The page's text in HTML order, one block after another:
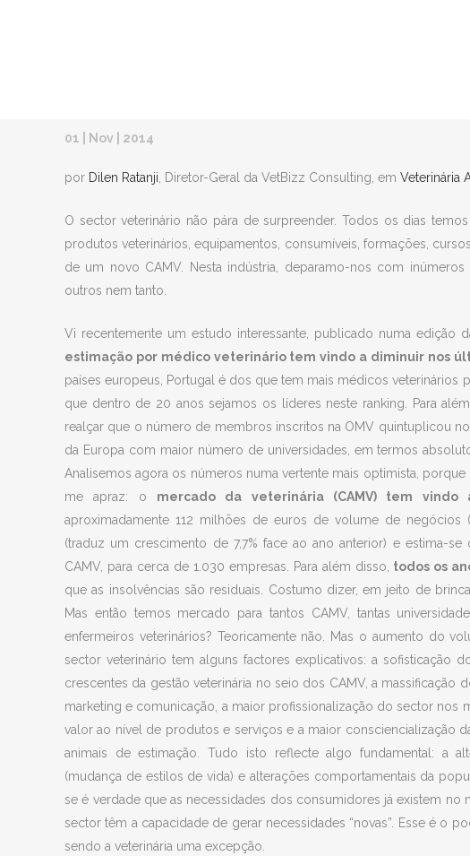
01 | Nov | 2014
por Dilen Ratanji , Diretor-Geral da VetBizz Consulting, em Veterinária
O sector veterinário não pára de surpreender. Todos os dias
produtos veterinários, equipamentos, consumíveis, formações,
de um novo CAMV. Nesta indústria, deparamo-nos com
outros nem tanto.
Vi recentemente um estudo interessante, publicado numa edição
estimação por médico veterinário tem vindo a diminuir nos
países europeus, Portugal é dos que tem mais médicos veterinários
que dentro de 20 anos sejamos os líderes neste ranking. Para
realçar que o número de membros inscritos na OMV quintuplicou
da Europa com maior número de universidades, em termos
Analisemos agora os números numa vertente mais optimista,
me apraz: o mercado da veterinária (CAMV) tem vindo
aproximadamente 112 milhões de euros de volume de negócios
(traduz um crescimento de 7,7% face ao ano anterior) e estima-se
CAMV, para cerca de 1.030 empresas. Para além disso, todos os
que as insolvências são residuais. Costumo dizer, em jeito de
Mas então temos mercado para tantos CAMV, tantas
enfermeiros veterinários? Teoricamente não. Mas o aumento do
sector veterinário tem alguns factores explicativos: a sofisticação
crescentes da gestão veterinária no seio dos CAMV, a massificação
marketing e comunicação, a maior profissionalização do sector nos
valor ao nível de produtos e serviços e a maior consciencialização
animais de estimação. Tudo isto reflecte algo fundamental: a
(mudança de estilos de vida) e alterações comportamentais da
se é verdade que as necessidades dos consumidores já existem
sector têm a capacidade de gerar necessidades “novas”. Esse é o
sendo a veterinária uma excepção.